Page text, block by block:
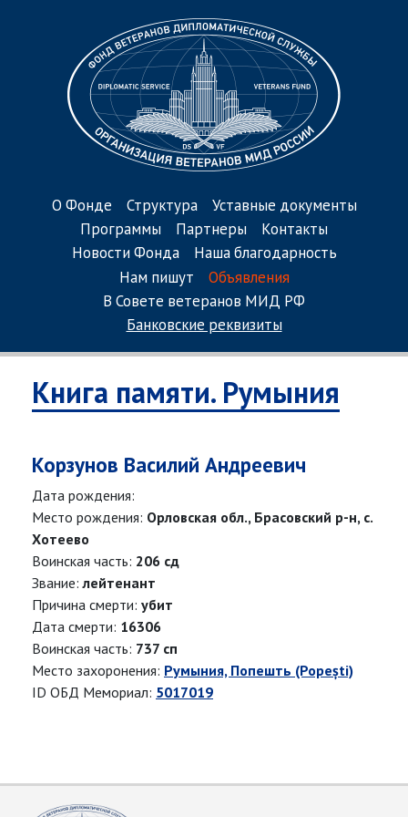
О Фонде Структура
Уставные документы
Программы
Партнеры
Контакты
Новости Фонда
Наша благодарность
Нам пишут
Объявления
В Совете ветеранов МИД РФ
Банковские реквизиты
Книга памяти. Румыния
Корзунов Василий Андреевич
Дата рождения:
Место рождения: Орловская обл., Брасовский р-н, с.
Хотеево
Воинская часть: 206 сд
Звание:лейтенант
Причина смерти: убит
Дата смерти: 16306
Воинская часть: 737 сп
Место захоронения: Румыния, Попешть (Popești)
ID ОБД Мемориал: 5017019